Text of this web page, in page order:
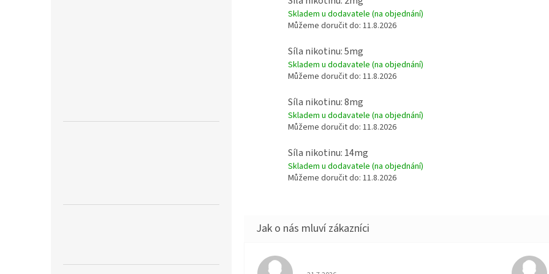
Skladem u dodavatele (na objednání)
Můžeme doručit do: 11.8.2026
Síla nikotinu: 5mg
Skladem u dodavatele (na objednání)
Můžeme doručit do: 11.8.2026
Síla nikotinu: 8mg
Skladem u dodavatele (na objednání)
Můžeme doručit do: 11.8.2026
Síla nikotinu: 14mg
Skladem u dodavatele (na objednání)
Můžeme doručit do: 11.8.2026